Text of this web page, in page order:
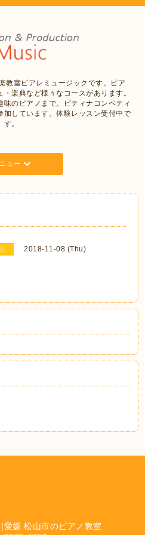
教室ピアレミュージックです。ピア
楽典など様々なコースがあります。
味のピアノまで。ピティナコンペティ
加しています。体験レッスン受付中で
す。
ュー
2018-11-08 (Thu)
媛 松山市のピアノ教室